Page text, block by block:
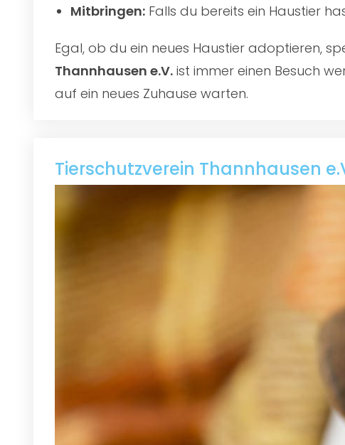
Mitbringen: Falls du bereits ein Haustier
Egal, ob du ein neues Haustier adoptieren,
Thannhausen e.V. ist immer einen Besuch
auf ein neues Zuhause warten.
Tierschutzverein Thannhausen